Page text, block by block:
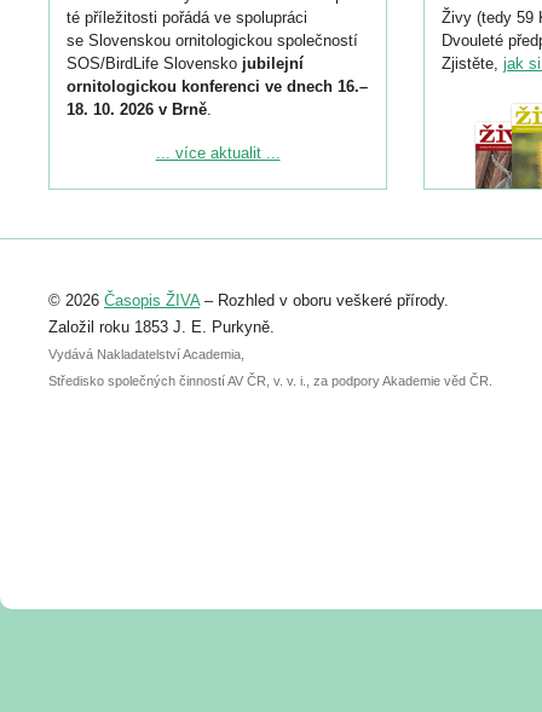
té příležitosti pořádá ve spolupráci
se Slovenskou ornitologickou společností
SOS/BirdLife Slovensko jubilejní
ornitologickou konferenci ve dnech 16.–
18. 10. 2026 v Brně.
Podrobnější informace ke konferenci
Registrovat se můžete do 6. září.
abstraktu přihlášené přednášky nebo
posteru je už 30. června.
... více aktualit ...
Živy (tedy 59
Dvouleté
Zjistěte, jak
© 2026 Časopis ŽIVA– Rozhled v oboru veškeré přírody.
Založil roku 1853 J. E. Purkyně.
Vydává Nakladatelství Academia,
Středisko společných činností AV ČR, v. v. i., za podpory Akademie věd ČR.